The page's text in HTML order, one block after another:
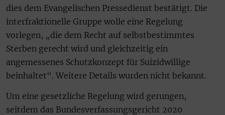
dies dem Evangelischen Pressedienst bestätigt. Die
interfraktionelle Gruppe wolle eine Regelung
vorlegen, „die dem Recht auf selbstbestimmtes
Sterben gerecht wird und gleichzeitig ein
angemessenes Schutzkonzept für Suizidwillige
beinhaltet“. Weitere Details wurden nicht bekannt.
Um eine gesetzliche Regelung wird gerungen,
seitdem das Bundesverfassungsgericht 2020